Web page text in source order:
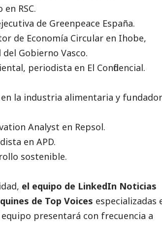
RSC.
de Greenpeace España.
de Economía Circular en Ihobe,
Gobierno Vasco.
periodista en El Confidencial.
la industria alimentaria y
Analyst en Repsol.
en APD.
sostenible.
el equipo de LinkedIn Noticias
de Top Voices especializadas
presentará con frecuencia a